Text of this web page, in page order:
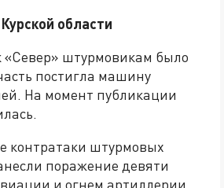
области
штурмовикам было
постигла машину
На момент публикации
контратаки штурмовых
поражение девяти
и огнем артиллерии